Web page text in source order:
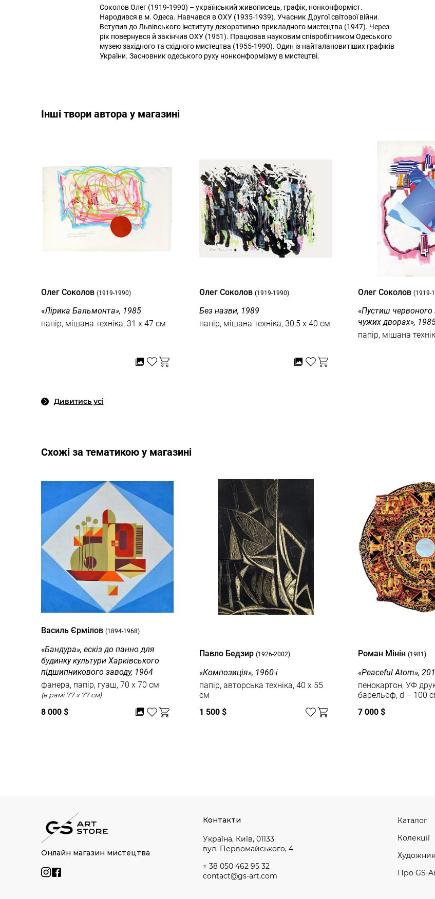
Соколов Олег (1919-1990) – український живописець, графік, нонконформіст.
Народився в м. Одеса. Навчався в ОХУ (1935-1939). Учасник Другої світової війни.
Вступив до Львівського інституту декоративно-прикладного мистецтва (1947). Через
рік повернувся й закінчив ОХУ (1951). Працював науковим співробітником Одеського
музею західного та східного мистецтва (1955-1990). Один із найталановитіших графіків
України. Засновник одеського руху нонконформізму в мистецтві.
Інші твори автора у магазині
Олег Соколов (1919-1990)
«Лірика Бальмонта», 1985
папір, мішана техніка, 31 x 47 см
Олег Соколов(1919-1990)
Без назви, 1989
папір, мішана техніка, 30,5 x 40 см
Олег Соколов (1919-
«Пустиш червоного
чужих дворах»,
папір, мішана
Дивитись усі
Cхожі за тематикою у магазині
Василь Єрмілов (1894-1968)
«Бандура», ескіз до панно для
будинку культури Харківського
підшипникового заводу, 1964
фанера, папір, гуаш, 70 x 70 см
(в рамі 77 x 77 см)
8 000 $
Павло Бедзир(1926-2002)
«Композиція», 1960-і
папір, авторська техніка, 40 x 55
см
1 500 $
Роман Мінін (1981)
«Peaceful Atom»,
пенокартон, УФ
барельєф, d – 100
7 000 $
Онлайн магазин мистецтва
Контакти
Україна, Київ, 01133
вул. Первомайського, 4
+ 38 050 462 95 32
contact@gs-art.com
Каталог
Колекції
Про GS-